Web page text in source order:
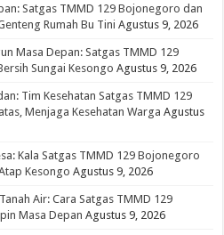
Satgas TMMD 129 Bojonegoro dan
Rumah Bu Tini Agustus 9, 2026
Masa Depan: Satgas TMMD 129
Sungai Kesongo Agustus 9, 2026
Tim Kesehatan Satgas TMMD 129
Menjaga Kesehatan Warga Agustus
Kala Satgas TMMD 129 Bojonegoro
Kesongo Agustus 9, 2026
Air: Cara Satgas TMMD 129
Masa Depan Agustus 9, 2026